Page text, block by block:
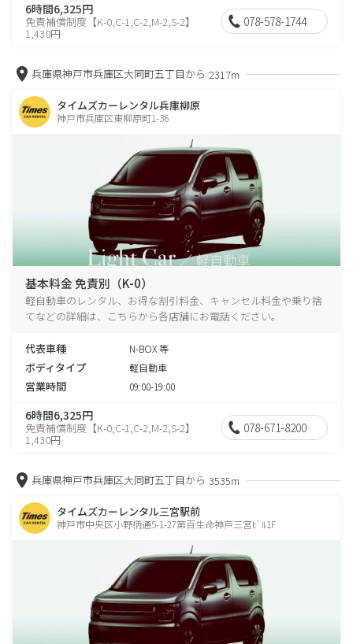
6時間6,325円
免責補償制度【K-0,C-1,C-2,M-2,S-2】
1,430円
078-578-1744
兵庫県神戸市兵庫区大同町五丁目から 2317m
タイムズカーレンタル兵庫柳原
神戸市兵庫区東柳原町1-36
基本料金 免責別（K-0）
軽自動車のレンタル、お得な割引料金、キャンセル料金や乗り捨
てなどの詳細は、こちらから各店舗にお電話ください。
代表車種 N-BOX 等
ボディタイプ 軽自動車
営業時間 09:00-19:00
6時間6,325円
免責補償制度【K-0,C-1,C-2,M-2,S-2】
1,430円
078-671-8200
兵庫県神戸市兵庫区大同町五丁目から 3535m
タイムズカーレンタル三宮駅前
神戸市中央区小野柄通5-1-27第百生命神戸三宮ﾋﾞﾙ1F